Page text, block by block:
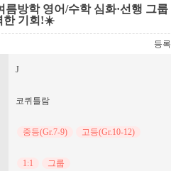
방학 영어/수학 심화·선행 그
한 기회!☀️
등
J
코퀴틀람
중등(Gr.7-9) 고등(Gr.10-12)
1:1 그룹